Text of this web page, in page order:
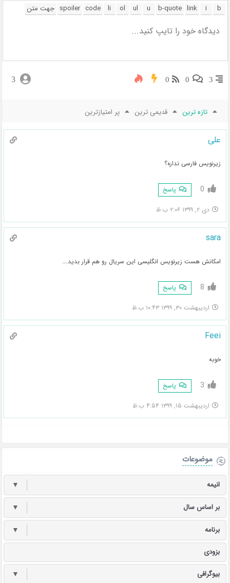
3
0
0
3
تازه ترین قدیمی ترین پر امتیازترین
علی
زیرنویس فارسی نداره؟
0 پاسخ
دی ۲, ۱۳۹۹ ۲:۰۶ ب.ظ
sara
امکانش هست زیرنویس انگلیسی این سریال رو هم قرار بدید….
8 پاسخ
اردیبهشت ۳۰, ۱۳۹۹ ۱۰:۴۳ ب.ظ
Feei
خوبه
3 پاسخ
اردیبهشت ۱۵, ۱۳۹۹ ۴:۵۴ ب.ظ
موضوعات
انیمه ▼
بر اساس سال ▼
برنامه ▼
بزودی
بیوگرافی ▼